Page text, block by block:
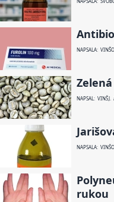
NAPSALA:
NAPSAL: VINŠ
NAPSALA:
rukou